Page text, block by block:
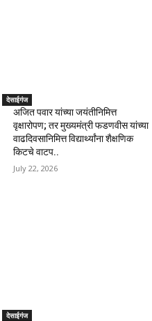
देसाईगंज
अजित पवार यांच्या जयंतीनिमित्त
वृक्षारोपण; तर मुख्यमंत्री फडणवीस यांच्या
वाढदिवसानिमित्त विद्यार्थ्यांना शैक्षणिक
किटचे वाटप..
July 22, 2026
देसाईगंज